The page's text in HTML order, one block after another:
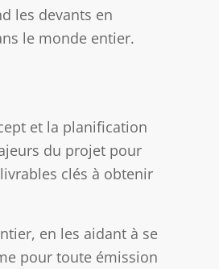
les devants en
le monde entier.
et la planification
du projet pour
clés à obtenir
en les aidant à se
pour toute émission